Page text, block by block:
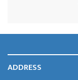
ADDRESS